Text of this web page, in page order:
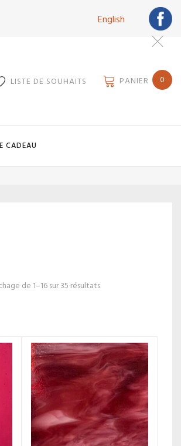
English
LISTE DE SOUHAITS PANIER 0
CADEAU
de 1–16 sur 35 résultats